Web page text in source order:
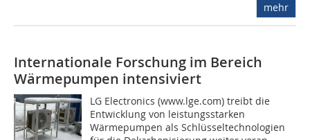
mehr
Internationale Forschung im Bereich
Wärmepumpen intensiviert
LG Electronics (www.lge.com) treibt die
Entwicklung von leistungsstarken
Wärmepumpen als Schlüsseltechnologien